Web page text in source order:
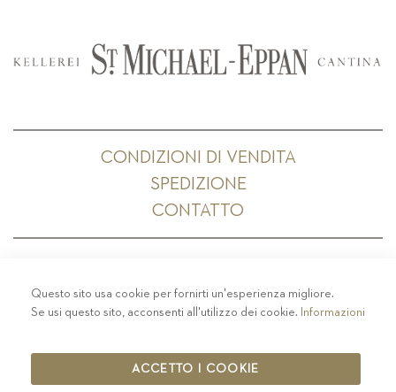
CONDIZIONI DI VENDITA
SPEDIZIONE
CONTATTO
PRIVACY-COLOPHON - COOKIE POLICY
CODICE ETICO
IT00126670215
Questo sito usa cookie per fornirti un'esperienza migliore.
Se usi questo sito, acconsenti all'utilizzo dei cookie. Informazioni
ACCETTO I COOKIE